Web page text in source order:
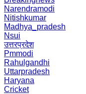
Narendramodi
Nitishkumar
Madhya_pradesh
Nsui
उत्तरप्रदेश
Pmmodi
Rahulgandhi
Uttarpradesh
Haryana
Cricket